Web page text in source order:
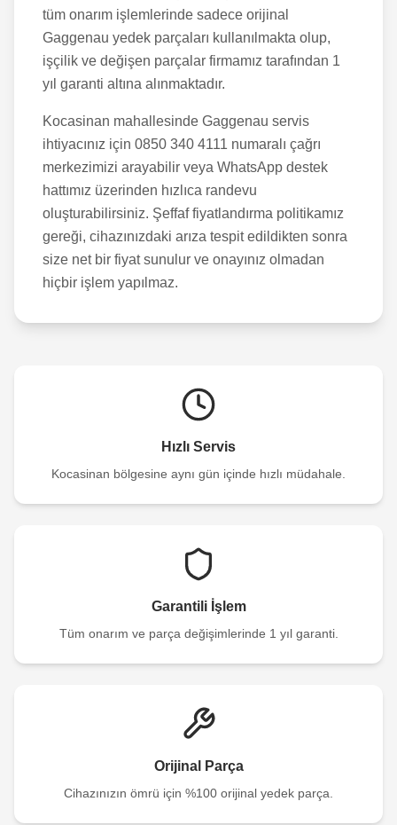
tüm onarım işlemlerinde sadece orijinal
Gaggenau yedek parçaları kullanılmakta olup,
işçilik ve değişen parçalar firmamız tarafından 1
yıl garanti altına alınmaktadır.
Kocasinan mahallesinde Gaggenau servis
ihtiyacınız için 0850 340 4111 numaralı çağrı
merkezimizi arayabilir veya WhatsApp destek
hattımız üzerinden hızlıca randevu
oluşturabilirsiniz. Şeffaf fiyatlandırma politikamız
gereği, cihazınızdaki arıza tespit edildikten sonra
size net bir fiyat sunulur ve onayınız olmadan
hiçbir işlem yapılmaz.
Hızlı Servis
Kocasinan bölgesine aynı gün içinde hızlı müdahale.
Garantili İşlem
Tüm onarım ve parça değişimlerinde 1 yıl garanti.
Orijinal Parça
Cihazınızın ömrü için %100 orijinal yedek parça.